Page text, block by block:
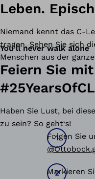
Leben.
Niemand kennt das C-
tragen. Sehen Sie sich
Menschen aus der
You'll never walk alone
Feiern Sie
Haben Sie Lust, bei
zu sein? So geht‘s!
Folgen Sie
Markieren